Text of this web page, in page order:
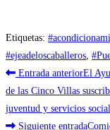
Etiquetas:
#ejeadeloscaballeros
Leer
más
artículos
Entrada anteriorEl
de las Cinco Villas
juventud y servicios
Siguiente entrada